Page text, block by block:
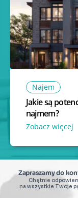
Najem
Jakie są
najmem?
Zobacz więcej
Zapraszamy do
Chętnie
na wszystkie Twoje